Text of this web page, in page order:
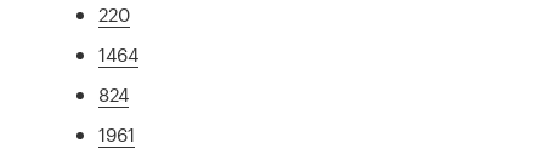
220
1464
824
1961